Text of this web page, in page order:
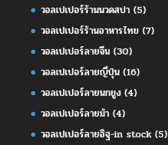
วอลเปเปอร์ร้านนวดสปา(5)
วอลเปเปอร์ร้านอาหารไทย (7)
วอลเปเปอร์ลายจีน(30)
วอลเปเปอร์ลายญี่ปุ่น(16)
วอลเปเปอร์ลายนกยูง(4)
วอลเปเปอร์ลายม้า(4)
วอลเปเปอร์ลายอิฐ-in stock(5)